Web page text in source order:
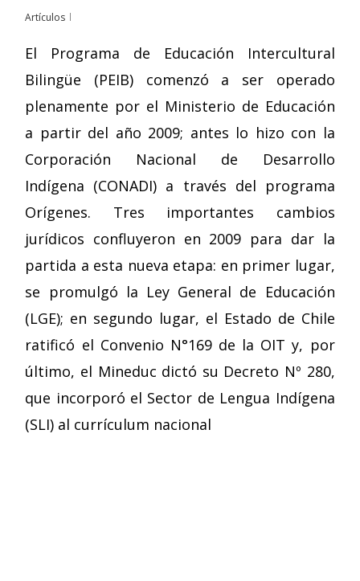
Artículos
El Programa de Educación Intercultural
Bilingüe (PEIB) comenzó a ser operado
plenamente por el Ministerio de Educación
a partir del año 2009; antes lo hizo con la
Corporación Nacional de Desarrollo
Indígena (CONADI) a través del programa
Orígenes. Tres importantes cambios
jurídicos confluyeron en 2009 para dar la
partida a esta nueva etapa: en primer lugar,
se promulgó la Ley General de Educación
(LGE); en segundo lugar, el Estado de Chile
ratificó el Convenio N°169 de la OIT y, por
último, el Mineduc dictó su Decreto Nº 280,
que incorporó el Sector de Lengua Indígena
(SLI) al currículum nacional